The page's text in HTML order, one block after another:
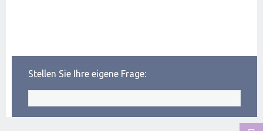
Stellen Sie Ihre eigene Frage: